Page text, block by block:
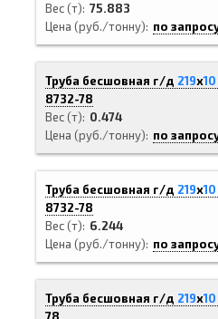
Вес (т) 75.883
Цена (руб./тонну)
по
Труба бесшовная г/д 219х10
8732-78
Вес (т)
0.474
Цена (руб./тонну)
по
Труба бесшовная г/д 219х10
8732-78
Вес (т)
6.244
Цена (руб./тонну)
по
Труба бесшовная г/д 219х10